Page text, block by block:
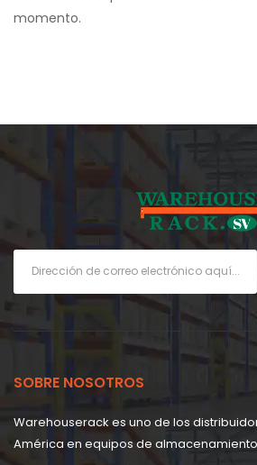
momento.
SOBRE NOSOTROS
Warehouserack es uno de los
América en equipos de